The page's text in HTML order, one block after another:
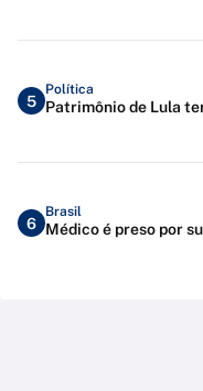
5
Política
Patrimônio de Lula
6
Brasil
Médico é preso por